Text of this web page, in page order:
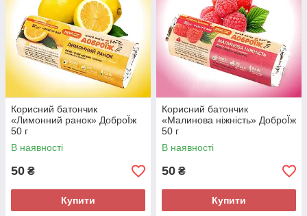
Корисний батончик
«Лимонний ранок» ДоброЇж
50 г
В наявності
50 ₴
Купити
Корисний батончик
«Малинова ніжність» ДоброЇж
50 г
В наявності
50 ₴
Купити